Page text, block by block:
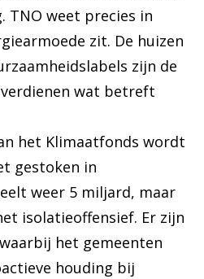
TNO weet precies in
zit. De huizen
zijn de
wat betreft
het Klimaatfonds wordt
gestoken in
weer 5 miljard, maar
isolatieoffensief. Er zijn
het gemeenten
houding bij